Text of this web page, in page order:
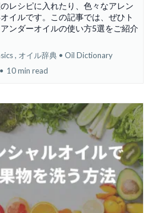
レシピに入れたり、色々なアレン
イルです。この記事では、ぜひト
ンダーオイルの使い方5選をご紹介
, オイル辞典 • Oil Dictionary
• 10 min read